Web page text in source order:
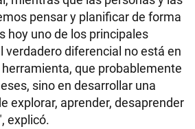
pensar y planificar de forma
hoy uno de los principales
verdadero diferencial no está en
que probablemente
sino en desarrollar una
explorar, aprender, desaprender
explicó.